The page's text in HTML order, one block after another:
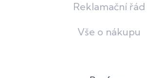
Reklamační řád
Vše o nákupu